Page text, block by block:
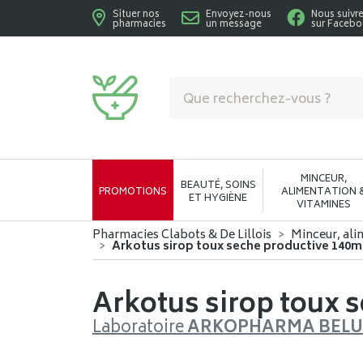
Situer nos
pharmacies
Envoyez-nous
un message
Nous suivre
sur
PROMOTIONS BEAUTÉ, SOINS
ET HYGIÈNE
MINCEUR,
ALIMENTATION
VITAMINES
Pharmacies Clabots & De Lillois Minceur,
Arkotus sirop toux seche productive
Arkotus sirop toux
LaboratoireARKOPHARMA